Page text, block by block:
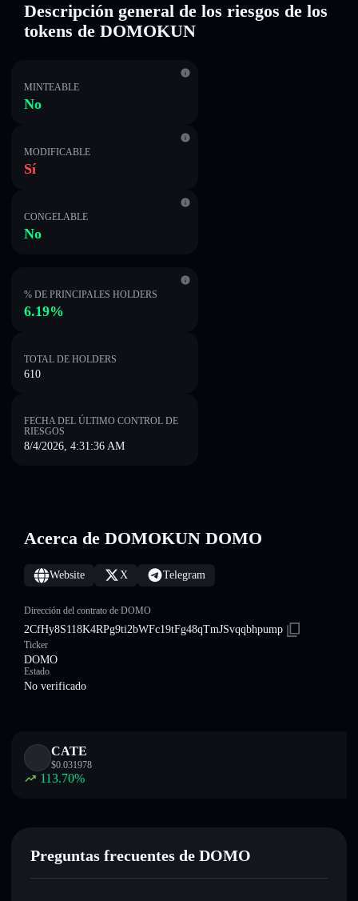
Descripción general de los riesgos de los
tokens de DOMOKUN
MINTEABLE
No
MODIFICABLE
Sí
CONGELABLE
No
% DE PRINCIPALES HOLDERS
6.19%
TOTAL DE HOLDERS
610
FECHA DEL ÚLTIMO CONTROL DE
RIESGOS
8/4/2026, 4:31:36 AM
Acerca de DOMOKUN DOMO
Website X Telegram
Dirección del contrato de DOMO
2CfHy8S118K4RPg9ti2bWFc19tFg48qTmJSvqqbhpump
Ticker
DOMO
Estado
No verificado
CATE
$0.031978
113.70%
Preguntas frecuentes de DOMO